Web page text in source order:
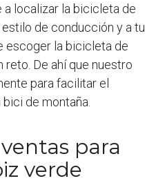
a localizar la bicicleta de
de conducción y a tu
escoger la bicicleta de
reto. De ahí que nuestro
para facilitar el
de montaña.
para
verde